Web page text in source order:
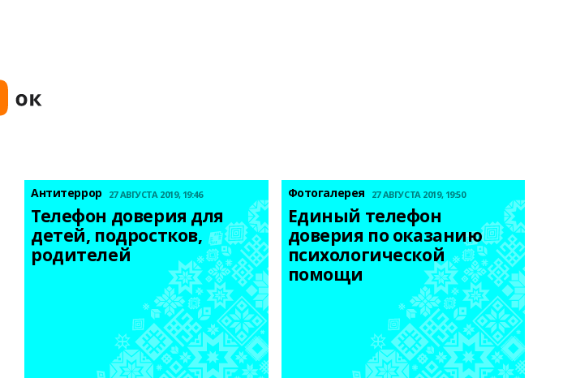
Антитеррор 27 АВГУСТА 2019, 19:46
Телефон доверия для
детей, подростков,
родителей
Фотогалерея 27 АВГУСТА 2019, 19:50
Единый телефон
доверия по оказанию
психологической
помощи